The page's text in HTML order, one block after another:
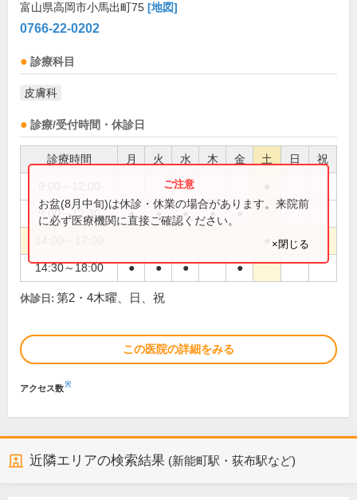
富山県高岡市小馬出町75 [地図]
0766-22-0202
診療科目
皮膚科
診療/受付時間・休診日
診療時間 月 火 水 木 金 土 日 祝
9:00～12:30 ● ● ● ● ●
14:30～18:00 ● ● ● ●
お盆(8月中旬)は休診・休業の場合があります。来院前
に必ず医療機関に直接ご確認ください。
×閉じる
休診日: 第2・4木曜、日、祝
この医院の詳細をみる
アクセス数※
近隣エリアの検索結果 (新能町駅・荻布駅など)